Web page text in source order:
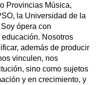
Provincias Música,
la Universidad de la
ópera con
Nosotros
además de producir
vinculen, nos
sino como sujetos
y en crecimiento, y